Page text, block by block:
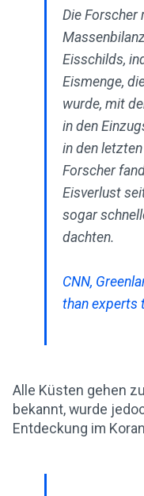
Die Forscher
Eisschilds,
Eismenge,
wurde, mit
in den
in den
Forscher
Eisverlust
sogar
dachten.
CNN,
than experts
Alle Küsten gehen
bekannt, wurde
Entdeckung im